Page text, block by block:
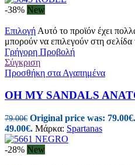
-38% New
Επιλογή Αυτό το προϊόν έχει
μπορούν να επιλεγούν στη σελίδα
Γρήγορη Προβολή
Σύγκριση
Προσθήκη στα Αγαπημένα
OH MY SANDALS
79.00€ Original price was: 79.00€.
49.00€. Μάρκα: Spartanas
-28% New